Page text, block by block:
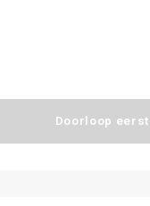
Doorloop